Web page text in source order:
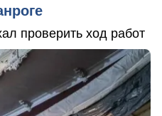
проверить ход работ